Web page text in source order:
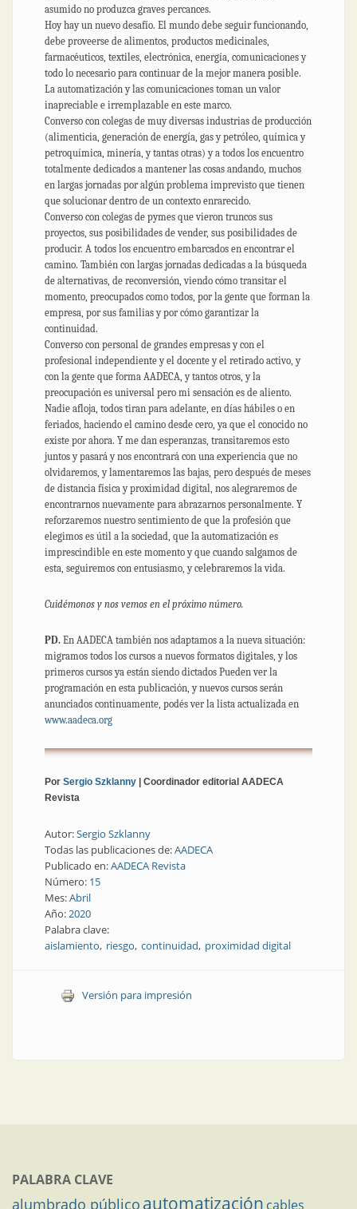
asumido no produzca graves percances.
Hoy hay un nuevo desafío. El mundo debe seguir funcionando,
debe proveerse de alimentos, productos medicinales,
farmacéuticos, textiles, electrónica, energía, comunicaciones y
todo lo necesario para continuar de la mejor manera posible.
La automatización y las comunicaciones toman un valor
inapreciable e irremplazable en este marco.
Converso con colegas de muy diversas industrias de producción
(alimenticia, generación de energía, gas y petróleo, química y
petroquímica, minería, y tantas otras) y a todos los encuentro
totalmente dedicados a mantener las cosas andando, muchos
en largas jornadas por algún problema imprevisto que tienen
que solucionar dentro de un contexto enrarecido.
Converso con colegas de pymes que vieron truncos sus
proyectos, sus posibilidades de vender, sus posibilidades de
producir. A todos los encuentro embarcados en encontrar el
camino. También con largas jornadas dedicadas a la búsqueda
de alternativas, de reconversión, viendo cómo transitar el
momento, preocupados como todos, por la gente que forman la
empresa, por sus familias y por cómo garantizar la
continuidad.
Converso con personal de grandes empresas y con el
profesional independiente y el docente y el retirado activo, y
con la gente que forma AADECA, y tantos otros, y la
preocupación es universal pero mi sensación es de aliento.
Nadie afloja, todos tiran para adelante, en días hábiles o en
feriados, haciendo el camino desde cero, ya que el conocido no
existe por ahora. Y me dan esperanzas, transitaremos esto
juntos y pasará y nos encontrará con una experiencia que no
olvidaremos, y lamentaremos las bajas, pero después de meses
de distancia física y proximidad digital, nos alegraremos de
encontrarnos nuevamente para abrazarnos personalmente. Y
reforzaremos nuestro sentimiento de que la profesión que
elegimos es útil a la sociedad, que la automatización es
imprescindible en este momento y que cuando salgamos de
esta, seguiremos con entusiasmo, y celebraremos la vida.
Cuidémonos y nos vemos en el próximo número.
PD. En AADECA también nos adaptamos a la nueva situación:
migramos todos los cursos a nuevos formatos digitales, y los
primeros cursos ya están siendo dictados Pueden ver la
programación en esta publicación, y nuevos cursos serán
anunciados continuamente, podés ver la lista actualizada en
www.aadeca.org
Por Sergio Szklanny | Coordinador editorial AADECA
Revista
Autor:Sergio Szklanny
Todas las publicaciones de:AADECA
Publicado en:AADECA Revista
Número: 15
Mes:Abril
Año:2020
Palabra clave:
aislamiento riesgo continuidad proximidad digital
Versión para impresión
PALABRA CLAVE
alumbrado público automatización cables